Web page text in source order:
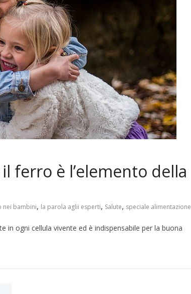
ferro è l’elemento della
nei bambini, la parola aglii esperti, Salute, speciale alimentazione
in ogni cellula vivente ed è indispensabile per la buona